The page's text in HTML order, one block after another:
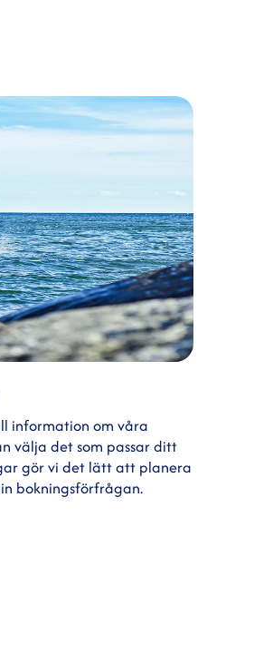
information om våra
välja det som passar ditt
gör vi det lätt att planera
bokningsförfrågan.